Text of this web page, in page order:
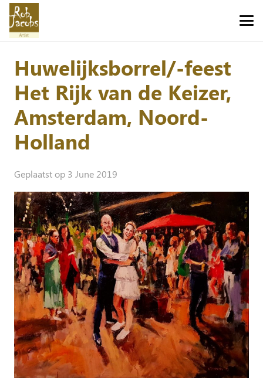
Huwelijksborrel/-feest
Het Rijk van de Keizer,
Amsterdam, Noord-
Holland
Geplaatst op 3 June 2019